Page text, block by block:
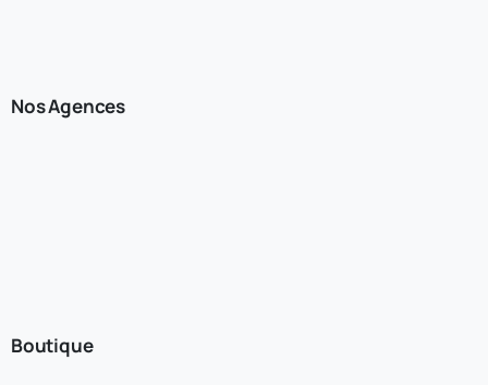
Nos Agences
Boutique